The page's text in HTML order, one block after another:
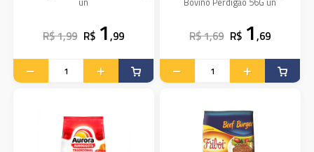
R$ 1,99 R$ 1,99 R$ 1,69 R$ 1,69